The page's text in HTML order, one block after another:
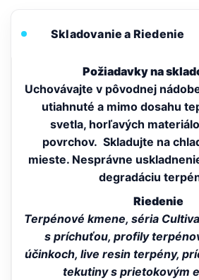
Skladovanie a Riedenie
Požiadavky na
Uchovávajte v pôvodnej
utiahnuté a mimo dosahu
svetla, horľavých
povrchov. Skladujte na
mieste. Nesprávne
degradáciu
Riedenie
Terpénové kmene, séria
s príchuťou, profily
účinkoch, live resin terpény,
tekutiny s prietokovým